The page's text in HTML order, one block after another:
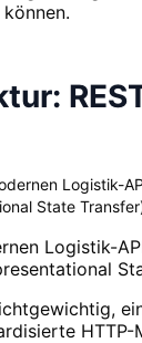
Logistik-
State
Logistik-
HTTP-